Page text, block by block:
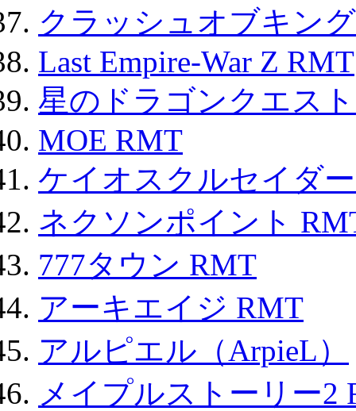
クラッシュオブキン
Last Empire-War Z RMT
星のドラゴンクエス
MOE RMT
ケイオスクルセイダ
ネクソンポイント
777タウン RMT
アーキエイジ RMT
アルピエル（ArpieL）
メイプルストーリー2